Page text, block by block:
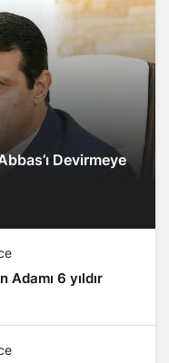
Devirmeye
6 yıldır